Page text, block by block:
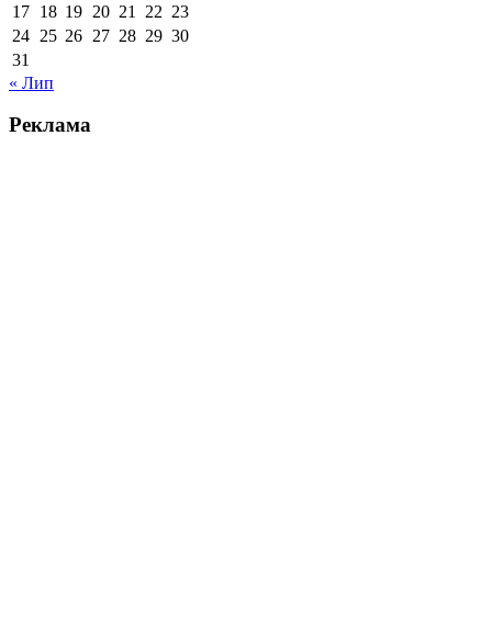
17 18 19 20 21 22 23
24 25 26 27 28 29 30
31
« Лип
Реклама